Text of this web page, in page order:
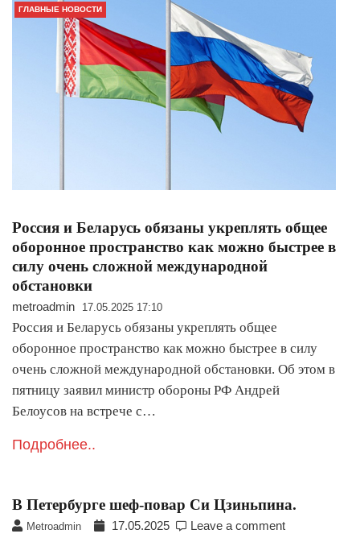
ГЛАВНЫЕ НОВОСТИ
Россия и Беларусь обязаны укреплять общее
оборонное пространство как можно быстрее в
силу очень сложной международной
обстановки
metroadmin 17.05.2025 17:10
Россия и Беларусь обязаны укреплять общее
оборонное пространство как можно быстрее в силу
очень сложной международной обстановки. Об этом в
пятницу заявил министр обороны РФ Андрей
Белоусов на встрече с…
Подробнее..
В Петербурге шеф-повар Си Цзиньпина.
Metroadmin 17.05.2025 Leave a comment